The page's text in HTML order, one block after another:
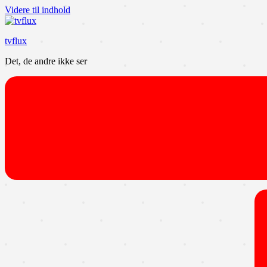
Videre til indhold
tvflux
Det, de andre ikke ser